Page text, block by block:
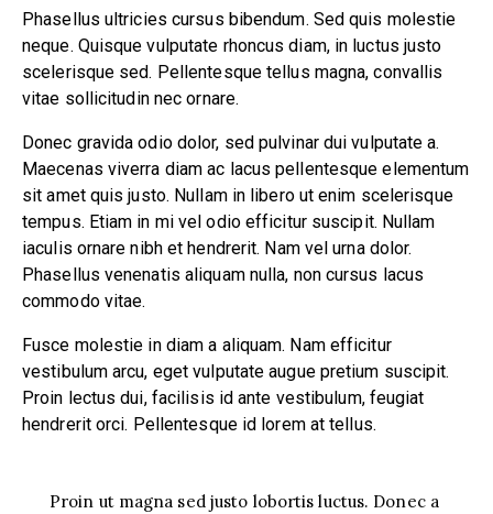
Phasellus ultricies cursus bibendum. Sed quis molestie
neque. Quisque vulputate rhoncus diam, in luctus justo
scelerisque sed. Pellentesque tellus magna, convallis
vitae sollicitudin nec ornare.
Donec gravida odio dolor, sed pulvinar dui vulputate a.
Maecenas viverra diam ac lacus pellentesque elementum
sit amet quis justo. Nullam in libero ut enim scelerisque
tempus. Etiam in mi vel odio efficitur suscipit. Nullam
iaculis ornare nibh et hendrerit. Nam vel urna dolor.
Phasellus venenatis aliquam nulla, non cursus lacus
commodo vitae.
Fusce molestie in diam a aliquam. Nam efficitur
vestibulum arcu, eget vulputate augue pretium suscipit.
Proin lectus dui, facilisis id ante vestibulum, feugiat
hendrerit orci. Pellentesque id lorem at tellus.
Proin ut magna sed justo lobortis luctus. Donec a